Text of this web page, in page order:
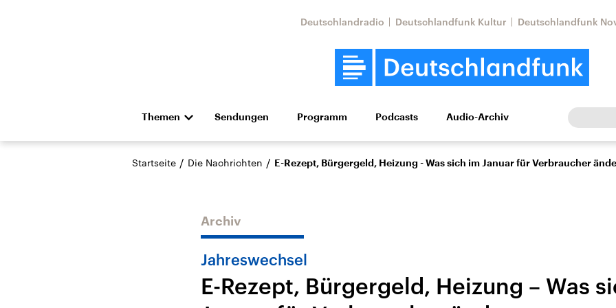
Deutschlandradio Deutschlandfunk Kultur Deutschlandfunk
Themen
Die Nachrichten Politik Wirtschaft Wissen Kultur Europa
Hörspiel und Feature Musik
Landtagswahl Sachsen-
USA
Aktuelle Beiträge,
Nahostkonflikt
Aktuelle Lage und
Iran
Sendungen Programm Podcasts Audio-Archiv
Startseite / Die Nachrichten / E-Rezept, Bürgergeld, Heizung - Was sich im Januar für Verbraucher
Archiv
Jahreswechsel
E-Rezept, Bürgergeld, Heizung – Was